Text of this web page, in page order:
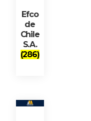
Efco
de
Chile
S.A.
(286)